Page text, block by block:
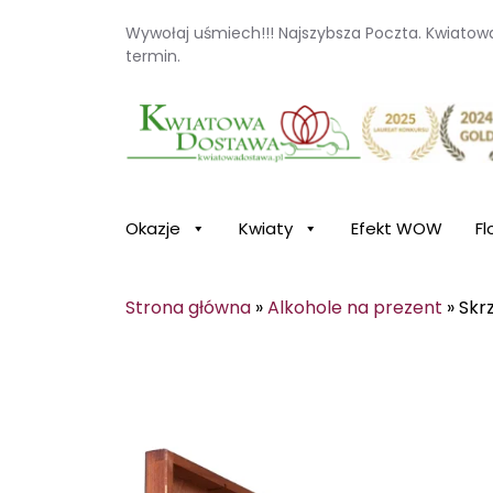
Wywołaj uśmiech!!! Najszybsza Poczta.
termin.
Kwiaciarnia internetowa Kwiatowa
Okazje Kwiaty Efekt WOW
Strona główna »Alkohole na prezent »